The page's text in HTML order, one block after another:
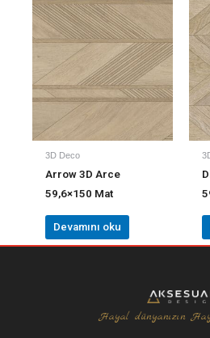
3D Deco
Arrow 3D Arce
59,6×150 Mat
Devamını oku
Hayal dünyanızın